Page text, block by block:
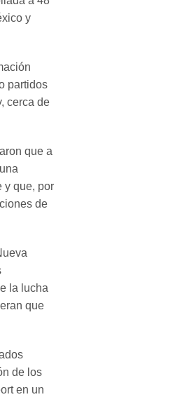
y
partidos
cerca de
que a
y que, por
de
la lucha
que
de los
en un